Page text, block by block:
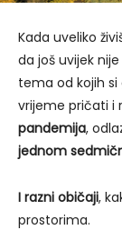
Kada uveliko
da još uvijek
tema od kojih si
vrijeme pričati i
pandemija,
jednom
I razni običaji,
prostorima.